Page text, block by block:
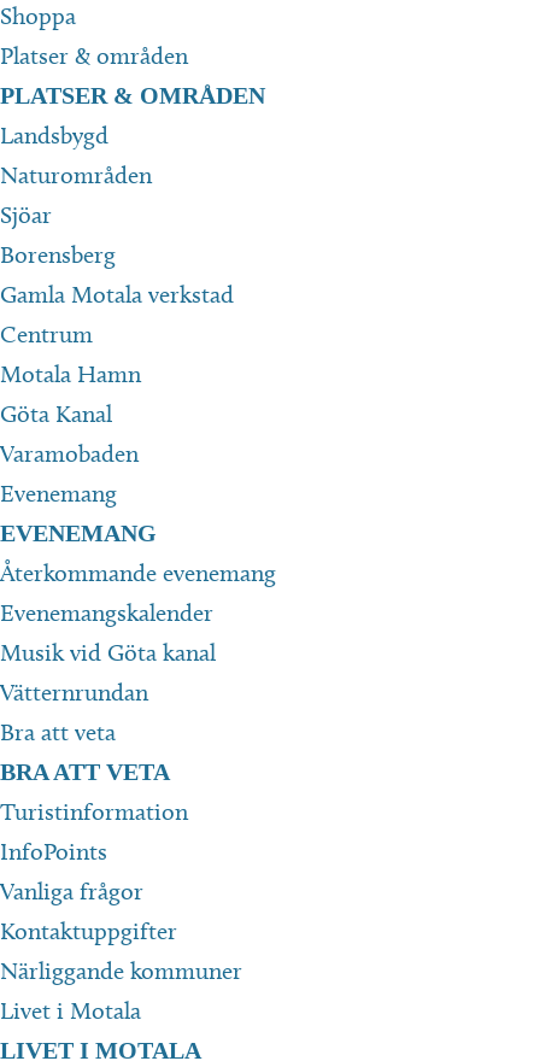
Shoppa
Platser & områden
PLATSER & OMRÅDEN
Landsbygd
Naturområden
Sjöar
Borensberg
Gamla Motala verkstad
Centrum
Motala Hamn
Göta Kanal
Varamobaden
Evenemang
EVENEMANG
Återkommande evenemang
Evenemangskalender
Musik vid Göta kanal
Vätternrundan
Bra att veta
BRA ATT VETA
Turistinformation
InfoPoints
Vanliga frågor
Kontaktuppgifter
Närliggande kommuner
Livet i Motala
LIVET I MOTALA